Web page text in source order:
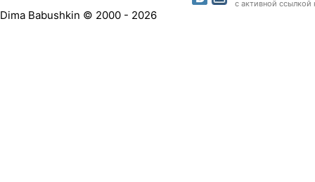
Dima Babushkin © 2000 - 2026
с активной ссылкой